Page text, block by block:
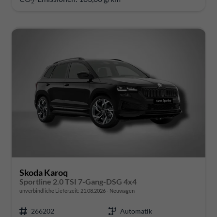
Skoda Karoq
Sportline 2.0 TSI 7-Gang-DSG 4x4
unverbindliche Lieferzeit: 21.08.2026 Neuwagen
266202
Automatik